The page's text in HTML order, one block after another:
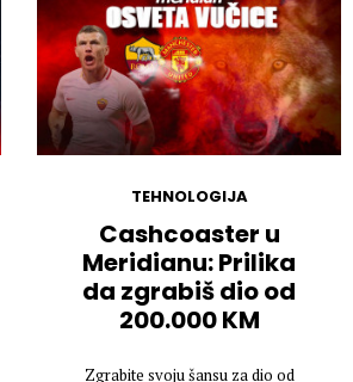
TEHNOLOGIJA
Cashcoaster u
Meridianu: Prilika
da zgrabiš dio od
200.000 KM
Zgrabite svoju šansu za dio od